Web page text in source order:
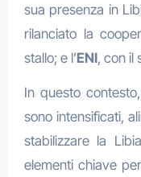
sua presenza in
rilanciato la
stallo; e l’ENI, con il
In questo
sono intensificati,
stabilizzare la
elementi chiave